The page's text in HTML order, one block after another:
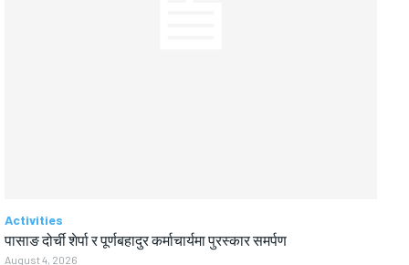
Activities
पासाङ दोर्ची शेर्पा र पूर्णबहादुर कर्माचार्यमा पुरस्कार समर्पण
August 4, 2026